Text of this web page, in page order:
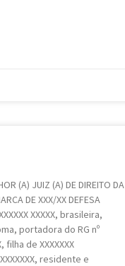
(A) JUIZ (A) DE DIREITO DA
DE XXX/XX DEFESA
XXXXX, brasileira,
portadora do RG nº
filha de XXXXXXX
residente e